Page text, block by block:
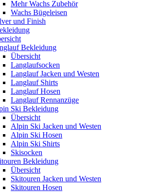
Mehr Wachs Zubehör
Wachs Bügeleisen
und Finish
Bekleidung
Übersicht
Langlaufsocken
Langlauf Jacken und Westen
Langlauf Shirts
Langlauf Hosen
Langlauf Rennanzüge
Ski Bekleidung
Übersicht
Alpin Ski Jacken und Westen
Alpin Ski Hosen
Alpin Ski Shirts
Skisocken
Bekleidung
Übersicht
Skitouren Jacken und Westen
Skitouren Hosen